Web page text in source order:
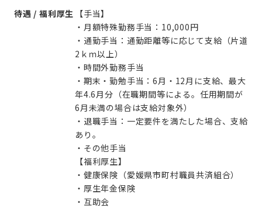
待遇 / 福利厚生
【手当】
・月額特殊勤務手当：10,000円
・通勤手当：通勤距離等に応じて支給（片道
2ｋｍ以上）
・時間外勤務手当
・期末・勤勉手当：6月・12月に支給、最大
年4.6月分（在職期間等による。任用期間が
6月未満の場合は支給対象外）
・退職手当：一定要件を満たした場合、支給
あり。
・その他手当
【福利厚生】
・健康保険（愛媛県市町村職員共済組合）
・厚生年金保険
・互助会